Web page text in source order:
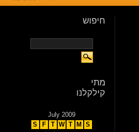
חיפוש
מתי
קילקלנו
July 2009
S
M
T
W
T
F
S